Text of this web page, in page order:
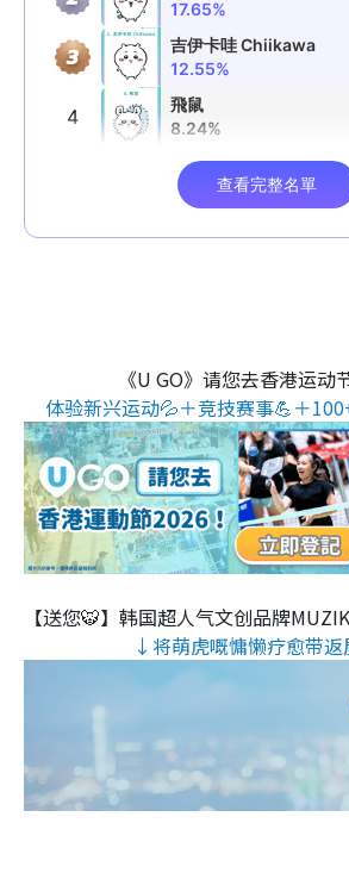
《U GO》请您去香港运动
体验新兴运动💦＋竞技赛事💪＋
【送您🐯】韩国超人气文创品牌
↓将萌虎嘅慵懒疗愈带